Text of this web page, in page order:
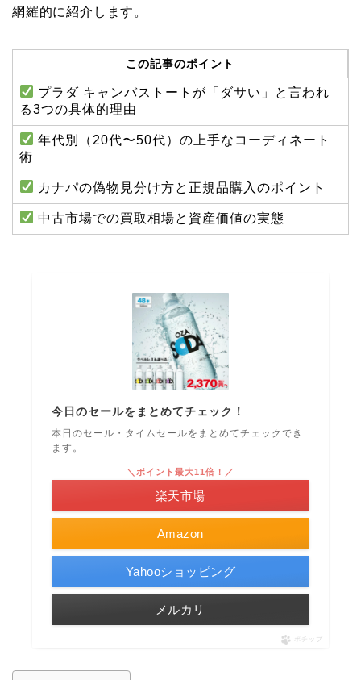
網羅的に紹介します。
この記事のポイント
プラダ キャンバストートが「ダサい」と言われ
る3つの具体的理由
年代別（20代〜50代）の上手なコーディネート
術
カナパの偽物見分け方と正規品購入のポイント
中古市場での買取相場と資産価値の実態
今日のセールをまとめてチェック！
本日のセール・タイムセールをまとめてチェックでき
ます。
Amazon
＼ポイント最大11倍！／
楽天市場
Yahooショッピング
メルカリ
ポチップ